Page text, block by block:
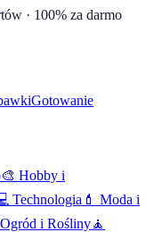
· 100% za darmo
Gotowanie
🎨 Hobby i
Technologia 💄 Moda i
Ogród i Rośliny🧘